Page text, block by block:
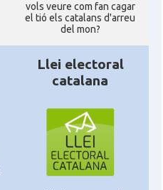
vols veure com fan cagar
el tió els catalans d'arreu
del mon?
Llei electoral
catalana